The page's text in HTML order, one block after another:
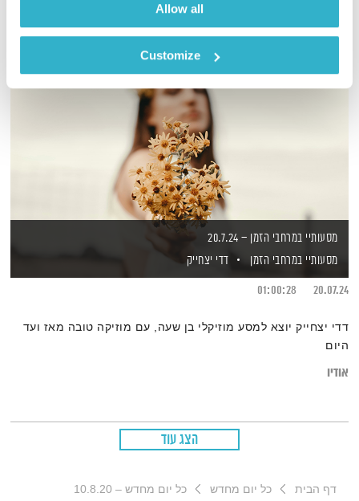
Allow all
Customize
מסעותיי במרחבי הזמן – 20.7.24
מסעותיי במרחבי הזמן
דדי יצחייק
20.07.24
01:00:28
דדי יצחייק יוצא למסע מוזיקלי בן שעה, עם מוזיקה טובה מאז ועד
היום
אודיו
הצג עוד
דף הבית כל יום מחדש כל יום מחדש – 10.8.20